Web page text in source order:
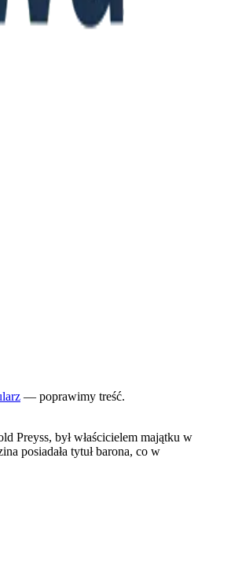
— poprawimy treść.
Preyss, był właścicielem majątku w
posiadała tytuł barona, co w